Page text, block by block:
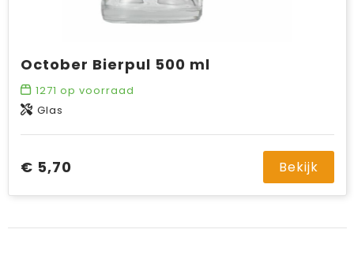
October Bierpul 500 ml
1271 op voorraad
Glas
€ 5,70 Bekijk